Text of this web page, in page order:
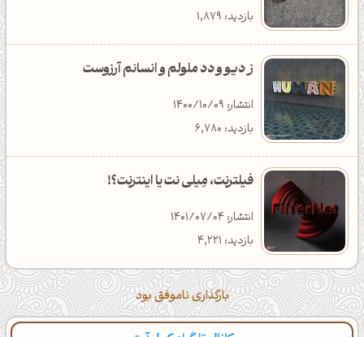
بازدید: 7,639
دسته‌بندی: تکنولوژی
دانلود: 371
بازدید: 1,879
ز دیو و دد ملولم و انسانم آرزوست
انتشار: 1400/10/09
بازدید: 6,780
فیلترنت، مِیلی نت یا اینترنت؟!
انتشار: 1401/07/04
بازدید: 4,221
بارگذاری ناموفق بود